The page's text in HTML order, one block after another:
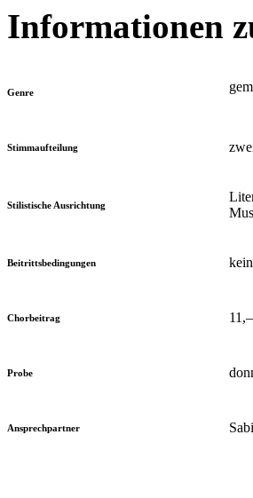
Informationen
Genre
Stimmaufteilung
Stilistische Ausrichtung
Beitrittsbedingungen
Chorbeitrag
Probe
Ansprechpartner